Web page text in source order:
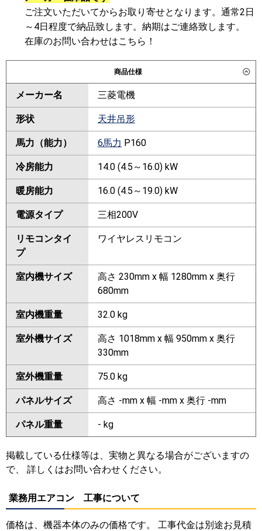
ご注文いただいてからお取り寄せとなります。通常2日
～4日程度で納品致します。納期はご連絡致します。
在庫のお問い合わせはこちら！
商品仕様
メーカー名 三菱電機
形状 天井吊形
馬力（能力） 6馬力 P160
冷房能力 14.0 (4.5～16.0) kW
暖房能力 16.0 (4.5～19.0) kW
電源タイプ 三相200V
リモコンタイ
プ
ワイヤレスリモコン
室内機サイズ
高さ 230mm x 幅 1280mm x 奥行
680mm
室内機重量 32.0 kg
室外機サイズ
高さ 1018mm x 幅 950mm x 奥行
330mm
室外機重量 75.0 kg
パネルサイズ 高さ -mm x 幅 -mm x 奥行 -mm
パネル重量 - kg
掲載している仕様等は、実物と異なる場合がございますの
で、 詳しくはお問い合わせください。
業務用エアコン 工事について
価格は、機器本体のみの価格です。 工事代金は別途お見積